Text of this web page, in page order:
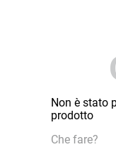
Non è stato
prodotto
Che fare?